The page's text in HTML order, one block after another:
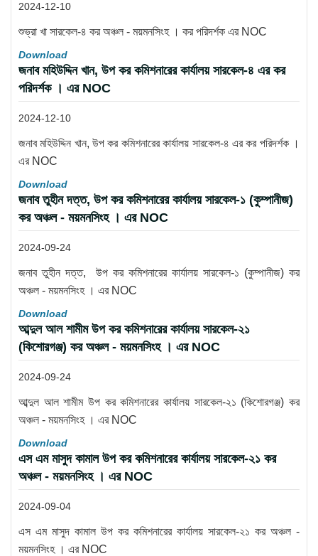
2024-12-10
শুভ্রা খা সারকেল-৪ কর অঞ্চল - ময়মনসিংহ । কর পরিদর্শক এর NOC
Download
জনাব মহিউদ্দিন খান, উপ কর কমিশনারের কার্যালয় সারকেল-৪ এর কর
পরিদর্শক । এর NOC
2024-12-10
জনাব মহিউদ্দিন খান, উপ কর কমিশনারের কার্যালয় সারকেল-৪ এর কর পরিদর্শক ।
এর NOC
Download
জনাব তুহীন দত্ত, উপ কর কমিশনারের কার্যালয় সারকেল-১ (কুম্পানীজ)
কর অঞ্চল - ময়মনসিংহ । এর NOC
2024-09-24
জনাব তুহীন দত্ত, উপ কর কমিশনারের কার্যালয় সারকেল-১ (কুম্পানীজ) কর
অঞ্চল - ময়মনসিংহ । এর NOC
Download
আব্দুল আল শামীম উপ কর কমিশনারের কার্যালয় সারকেল-২১
(কিশোরগঞ্জ) কর অঞ্চল - ময়মনসিংহ । এর NOC
2024-09-24
আব্দুল আল শামীম উপ কর কমিশনারের কার্যালয় সারকেল-২১ (কিশোরগঞ্জ) কর
অঞ্চল - ময়মনসিংহ । এর NOC
Download
এস এম মাসুদ কামাল উপ কর কমিশনারের কার্যালয় সারকেল-২১ কর
অঞ্চল - ময়মনসিংহ । এর NOC
2024-09-04
এস এম মাসুদ কামাল উপ কর কমিশনারের কার্যালয় সারকেল-২১ কর অঞ্চল -
ময়মনসিংহ । এর NOC